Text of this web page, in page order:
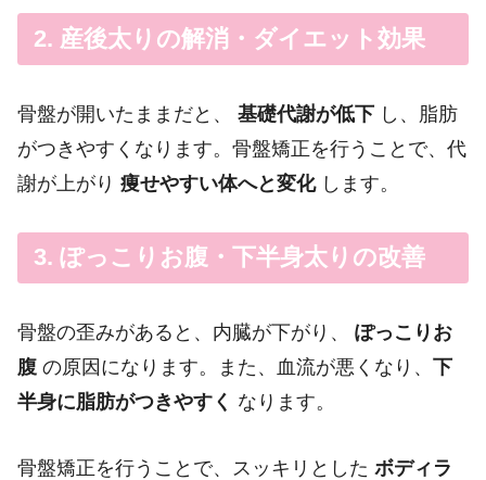
2. 産後太りの解消・ダイエット効果
骨盤が開いたままだと、 基礎代謝が低下 し、脂肪
がつきやすくなります。骨盤矯正を行うことで、代
謝が上がり 痩せやすい体へと変化します。
3. ぽっこりお腹・下半身太りの改善
骨盤の歪みがあると、内臓が下がり、 ぽっこりお
腹 の原因になります。また、血流が悪くなり、 下
半身に脂肪がつきやすく なります。
骨盤矯正を行うことで、スッキリとした ボディラ